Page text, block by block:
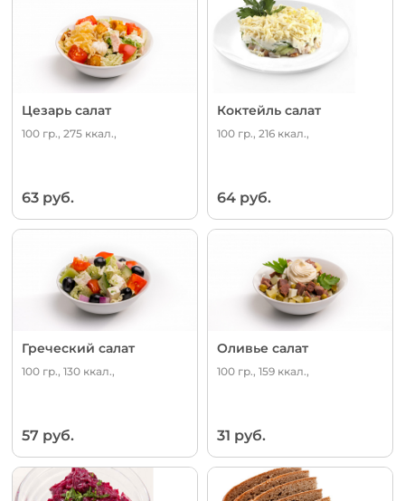
Цезарь салат
100 гр., 275 ккал.,
63 руб.
Коктейль салат
100 гр., 216 ккал.,
64 руб.
Греческий салат
100 гр., 130 ккал.,
57 руб.
Оливье салат
100 гр., 159 ккал.,
31 руб.